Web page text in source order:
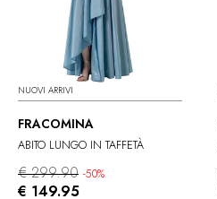
NUOVI ARRIVI
FRACOMINA
ABITO LUNGO IN TAFFETÀ
€ 299.90 -50%
€ 149.95